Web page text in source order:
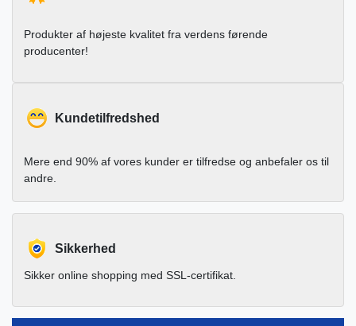
Produkter af højeste kvalitet fra verdens førende
producenter!
Kundetilfredshed
Mere end 90% af vores kunder er tilfredse og anbefaler os til
andre.
Sikkerhed
Sikker online shopping med SSL-certifikat.